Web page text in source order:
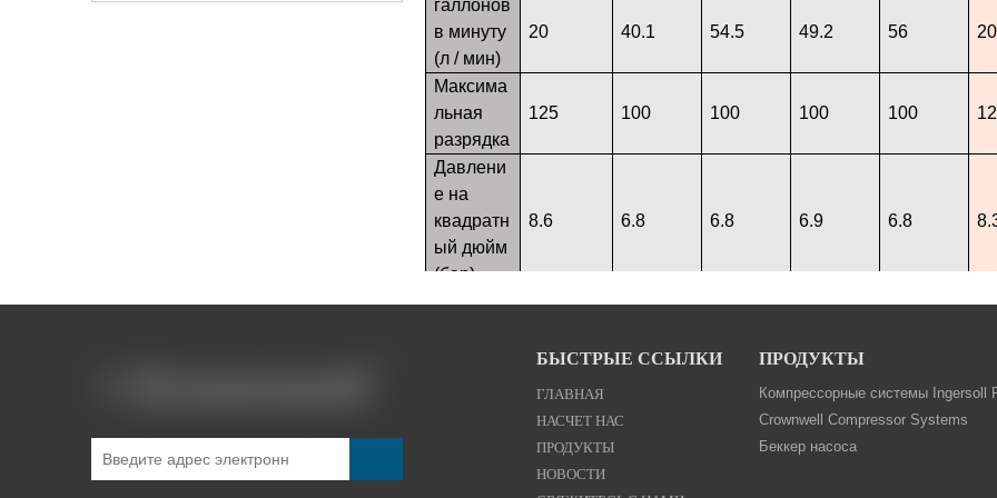
галлонов
в минуту
(л / мин)
20 40.1 54.5 49.2 56
Максима
льная
разрядка
125 100 100 100 100
Давлени
е на
квадратн
ый дюйм
(бар)
8.6 6.8 6.8 6.9 6.8
Q-1 / 4-1
/ 8 ПТФ
SAE
N.P.T.F.-
1
1
БЫСТРЫЕ ССЫЛКИ
ГЛАВНАЯ
НАСЧЕТ НАС
ПРОДУКТЫ
НОВОСТИ
ПРОДУКТЫ
Компрессорные системы Ingersoll
Crownwell Compressor Systems
Беккер насоса